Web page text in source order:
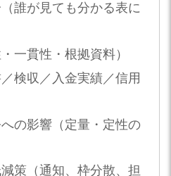
誰が見ても分かる表に
一貫性・根拠資料）
検収／入金実績／信用
の影響（定量・定性の
策（通知、枠分散、担